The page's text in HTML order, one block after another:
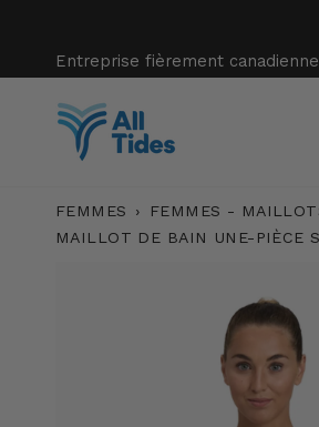
contenuEntreprise fièrement
FEMMES › FEMMES -
MAILLOT DE BAIN UNE-PIÈCE